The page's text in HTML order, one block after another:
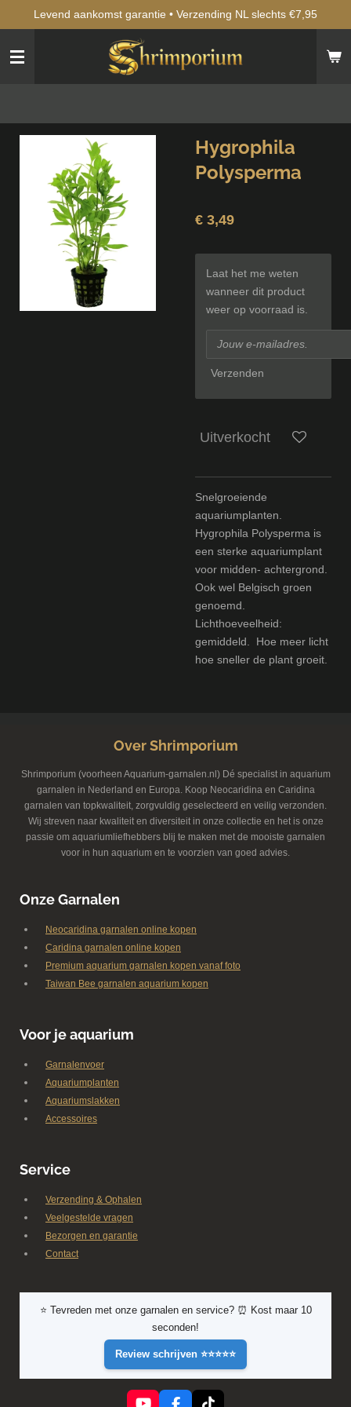
naar
hoofdinhoud
Levend aankomst garantie • Verzending NL slechts €7,95
Hygrophila
Polysperma
€ 3,49
Laat het me weten
wanneer dit product
weer op voorraad is.
Verzenden
Uitverkocht
Snelgroeiende
aquariumplanten.
Hygrophila Polysperma is
een sterke aquariumplant
voor midden- achtergrond.
Ook wel Belgisch groen
genoemd.
Lichthoeveelheid:
gemiddeld. Hoe meer licht
hoe sneller de plant groeit.
Over Shrimporium
Shrimporium (voorheen Aquarium-garnalen.nl) Dé specialist in aquarium
garnalen in Nederland en Europa. Koop Neocaridina en Caridina
garnalen van topkwaliteit, zorgvuldig geselecteerd en veilig verzonden.
Wij streven naar kwaliteit en diversiteit in onze collectie en het is onze
passie om aquariumliefhebbers blij te maken met de mooiste garnalen
voor in hun aquarium en te voorzien van goed advies.
Onze Garnalen
Neocaridina garnalen online kopen
Caridina garnalen online kopen
Premium aquarium garnalen kopen vanaf foto
Taiwan Bee garnalen aquarium kopen
Voor je aquarium
Garnalenvoer
Aquariumplanten
Aquariumslakken
Accessoires
Service
Verzending & Ophalen
Veelgestelde vragen
Bezorgen en garantie
Contact
⭐ Tevreden met onze garnalen en service? ⏰ Kost maar 10
seconden!
Review schrijven ⭐⭐⭐⭐⭐